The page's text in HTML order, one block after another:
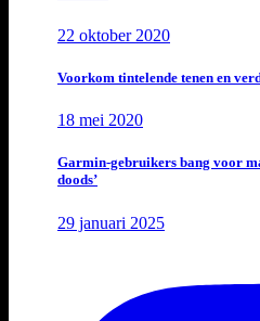
22 oktober 2020
Voorkom tintelende tenen en
18 mei 2020
Garmin-gebruikers bang voor
doods’
29 januari 2025